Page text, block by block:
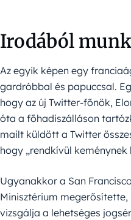
Irodából
Az egyik képen egy
gardróbbal és papuccsal.
hogy az új Twitter-főnök,
óta a főhadiszálláson
mailt küldött a Twitter
hogy „rendkívül keménynek
Ugyanakkor a San
Minisztérium
vizsgálja a lehetséges